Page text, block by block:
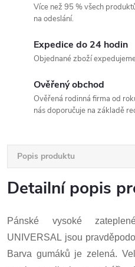
Více než 95 % všech
na odeslání.
Expedice do 24 hodin
Objednané zboží
Ověřený obchod
Ověřená rodinná firma od
nás doporučuje na základě
Popis produktu
Detailní popis
Pánské vysoké
UNIVERSAL jsou
Barva gumáků je zelená.